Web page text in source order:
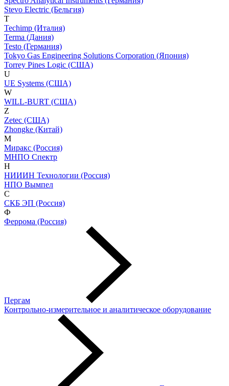
Stevo Electric (Бельгия)
T
Techimp (Италия)
Terma (Дания)
Testo (Германия)
Tokyo Gas Engineering Solutions Corporation (Япония)
Torrey Pines Logic (США)
U
UE Systems (США)
W
WILL-BURT (США)
Z
Zetec (США)
Zhongke (Китай)
М
Миракс (Россия)
МНПО Спектр
Н
НИИИН Технологии (Россия)
НПО Вымпел
С
СКБ ЭП (Россия)
Ф
Феррома (Россия)
Пергам
Контрольно-измерительное и аналитическое оборудование